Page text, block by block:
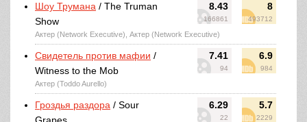
8.43
166861
8
493712
Шоу Трумана / The Truman
Show
Актер (Network Executive), Актер (Network Executive)
7.41
94
6.9
984
Свидетель против мафии /
Witness to the Mob
Актер (Toddo Aurello)
6.29
22
5.7
2229
Гроздья раздора / Sour